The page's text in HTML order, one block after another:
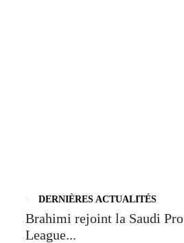
DERNIÈRES ACTUALITÉS
Brahimi rejoint la Saudi Pro
League...